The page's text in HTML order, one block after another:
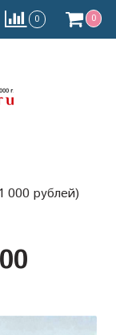
0 0
000 рублей)